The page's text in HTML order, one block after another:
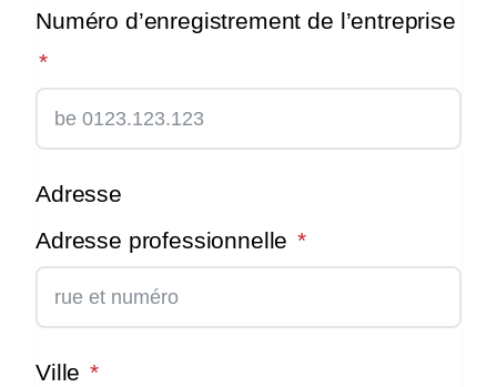
Numéro d’enregistrement de l’entreprise
Adresse
Adresse professionnelle
Ville